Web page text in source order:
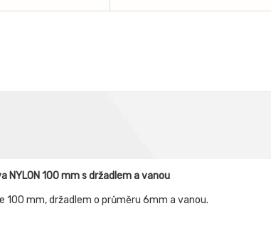
NYLON 100 mm s držadlem a vanou
100 mm, držadlem o průměru 6mm a vanou.